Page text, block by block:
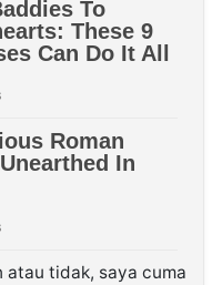
atau tidak, saya cuma